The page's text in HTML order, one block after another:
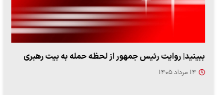
ببینید| روایت رئیس جمهور از لحظه حمله به بیت رهبری
۱۴ مرداد ۱۴۰۵